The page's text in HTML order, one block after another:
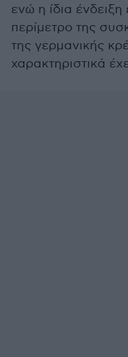
ενώ η ίδια
περίμετρο της
της γερμανικής
χαρακτηριστικά